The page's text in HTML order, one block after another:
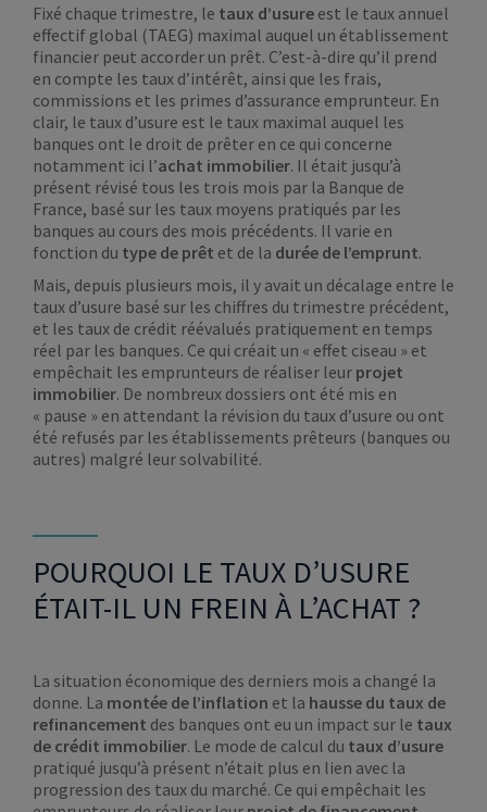
Fixé chaque trimestre, le taux d’usure est le taux annuel
effectif global (TAEG) maximal auquel un établissement
financier peut accorder un prêt. C’est-à-dire qu’il prend
en compte les taux d’intérêt, ainsi que les frais,
commissions et les primes d’assurance emprunteur. En
clair, le taux d’usure est le taux maximal auquel les
banques ont le droit de prêter en ce qui concerne
notamment ici l’achat immobilier. Il était jusqu’à
présent révisé tous les trois mois par la Banque de
France, basé sur les taux moyens pratiqués par les
banques au cours des mois précédents. Il varie en
fonction du type de prêt et de la durée de l’emprunt.
Mais, depuis plusieurs mois, il y avait un décalage entre le
taux d’usure basé sur les chiffres du trimestre précédent,
et les taux de crédit réévalués pratiquement en temps
réel par les banques. Ce qui créait un « effet ciseau » et
empêchait les emprunteurs de réaliser leur projet
immobilier. De nombreux dossiers ont été mis en
« pause » en attendant la révision du taux d’usure ou ont
été refusés par les établissements prêteurs (banques ou
autres) malgré leur solvabilité.
POURQUOI LE TAUX D’USURE
ÉTAIT-IL UN FREIN À L’ACHAT ?
La situation économique des derniers mois a changé la
donne. La montée de l’inflation et la hausse du taux de
refinancement des banques ont eu un impact sur le taux
de crédit immobilier. Le mode de calcul du taux d’usure
pratiqué jusqu’à présent n’était plus en lien avec la
progression des taux du marché. Ce qui empêchait les